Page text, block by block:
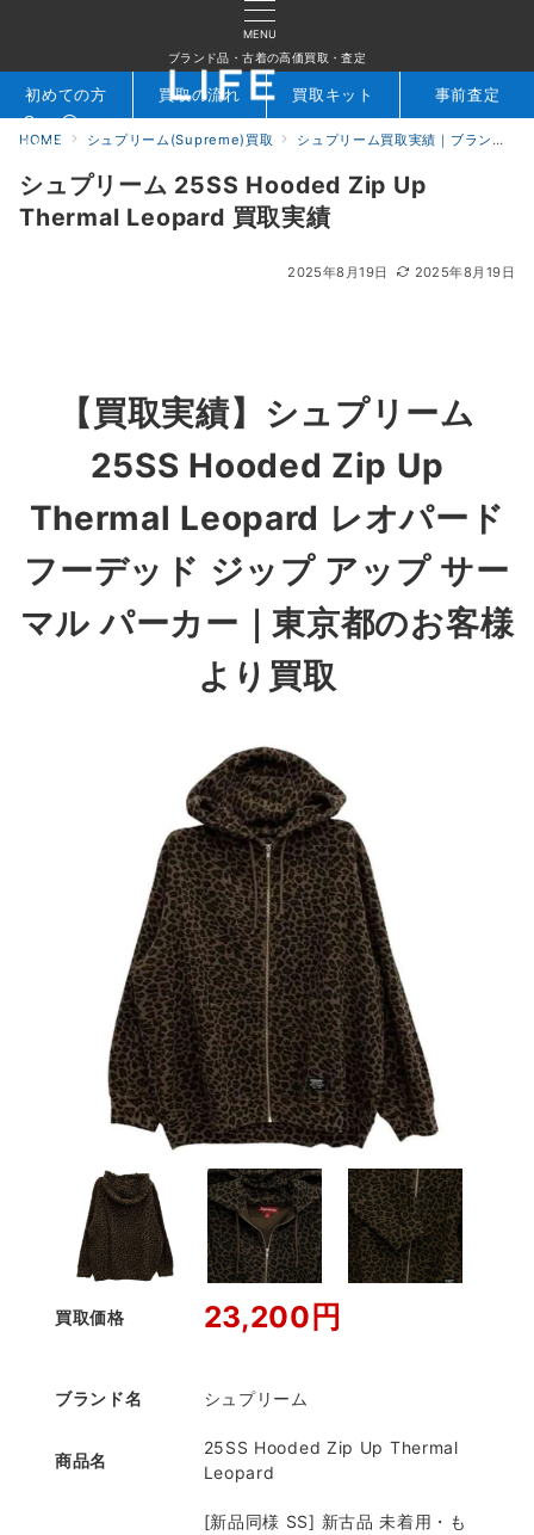
MENU
ブランド品・古着の高価買取・査定
検索 お問合せ
初めての方 買取の流れ 買取キット 事前査定
HOME シュプリーム(Supreme)買取 シュプリーム買取実績｜ブランド専門店LIFE
シュプリーム 25SS Hooded Zip Up
Thermal Leopard 買取実績
2025年8月19日 2025年8月19日
【買取実績】 シュプリーム
25SS Hooded Zip Up
Thermal Leopard レオパード
フーデッド ジップ アップ サー
マル パーカー ｜東京都のお客様
より買取
買取価格 23,200円
ブランド名 シュプリーム
商品名
25SS Hooded Zip Up Thermal
Leopard
[新品同様 SS] 新古品 未着用・も